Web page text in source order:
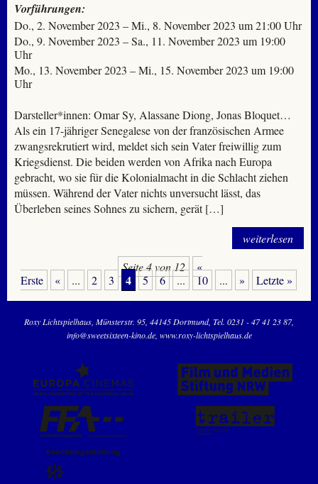
Vorführungen:
Do., 2. November 2023 – Mi., 8. November 2023 um 21:00 Uhr
Do., 9. November 2023 – Sa., 11. November 2023 um 19:00
Uhr
Mo., 13. November 2023 – Mi., 15. November 2023 um 19:00
Uhr
Darsteller*innen: Omar Sy, Alassane Diong, Jonas Bloquet…
Als ein 17-jähriger Senegalese von der französischen Armee
zwangsrekrutiert wird, meldet sich sein Vater freiwillig zum
Kriegsdienst. Die beiden werden von Afrika nach Europa
gebracht, wo sie für die Kolonialmacht in die Schlacht ziehen
müssen. Während der Vater nichts unversucht lässt, das
Überleben seines Sohnes zu sichern, gerät […]
weiterlesen
Seite 4 von 12
«
Erste
« ... 2 3 4 5 6 ... 10 ... » Letzte »
Roxy Lichtspielhaus Münsterstr. 95 44145 Dortmund Tel. 0231 - 47 41 23 87
info@sweetsixteen-kino.de www.roxy-lichtspielhaus.de